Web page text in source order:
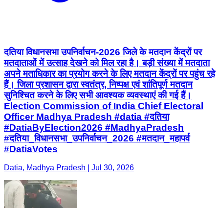
दतिया विधानसभा उपनिर्वाचन-2026 जिले के मतदान केंद्रों पर
मतदाताओं में उत्साह देखने को मिल रहा है। बड़ी संख्या में मतदाता
अपने मताधिकार का प्रयोग करने के लिए मतदान केंद्रों पर पहुंच रहे
हैं। जिला प्रशासन द्वारा स्वतंत्र, निष्पक्ष एवं शांतिपूर्ण मतदान
सुनिश्चित करने के लिए सभी आवश्यक व्यवस्थाएं की गई हैं।
Election Commission of India Chief Electoral
Officer Madhya Pradesh #datia #दतिया
#DatiaByElection2026 #MadhyaPradesh
#दतिया_विधानसभा_उपनिर्वाचन_2026 #मतदान_महापर्व
#DatiaVotes
Datia, Madhya Pradesh | Jul 30, 2026